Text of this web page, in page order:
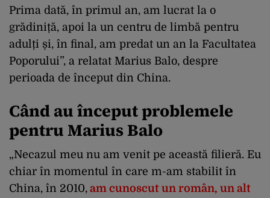
Prima dată, în primul an, am lucrat la o
grădiniță, apoi la un centru de limbă pentru
adulți și, în final, am predat un an la Facultatea
Poporului”, a relatat Marius Balo, despre
perioada de început din China.
Când au început problemele
pentru Marius Balo
„Necazul meu nu am venit pe această filieră. Eu
chiar în momentul în care m-am stabilit în
China, în 2010, am cunoscut un român, un alt